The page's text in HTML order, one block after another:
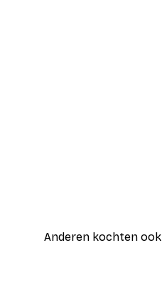
Anderen kochten ook